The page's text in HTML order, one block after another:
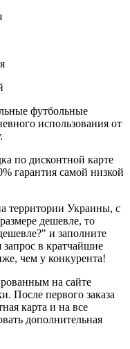
футбольные
использования от
по дисконтной карте
гарантия самой низкой
территории Украины, с
дешевле, то
и заполните
в кратчайшие
чем у конкурента!
на сайте
После первого заказа
карта и на все
дополнительная